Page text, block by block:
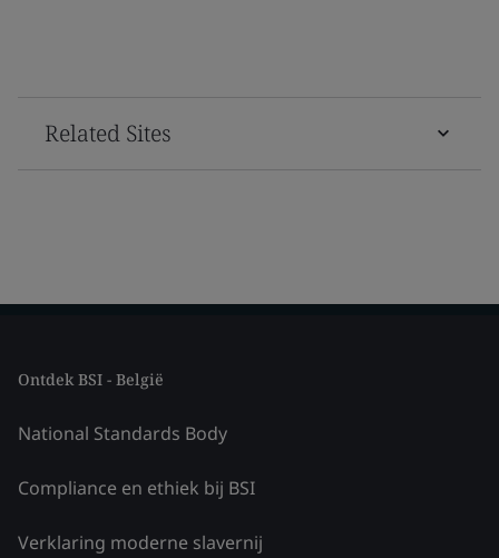
Related Sites
Ontdek BSI - België
National Standards Body
Compliance en ethiek bij BSI
Verklaring moderne slavernij